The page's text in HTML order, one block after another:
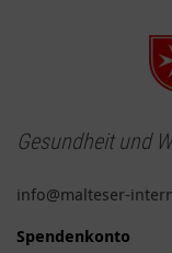
Gesundheit und
info@malteser-
Spendenkonto